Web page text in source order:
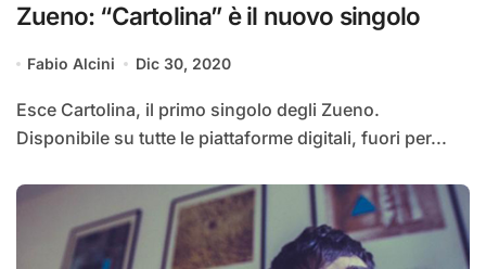
Zueno: “Cartolina” è il nuovo singolo
Fabio Alcini Dic 30, 2020
Esce Cartolina, il primo singolo degli Zueno.
Disponibile su tutte le piattaforme digitali, fuori per...